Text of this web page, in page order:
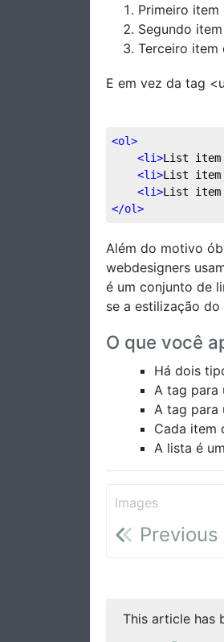
Primeiro item
Segundo
Terceiro item
E em vez da tag
<ol>
<li>List item
<li>List item
<li>List item
</ol>
Além do motivo
webdesigners
é um conjunto de
se a estilização
O que você
Há dois
A tag para
A tag para
Cada item
A lista é
Images
Previous
This article has